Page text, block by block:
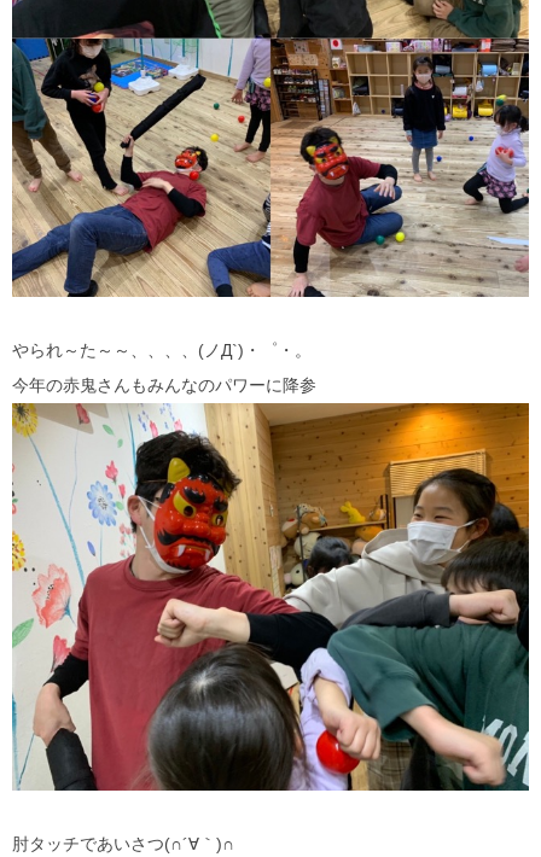
やられ～た～～、、、、(ノД`)・゜・。
今年の赤鬼さんもみんなのパワーに降参
肘タッチであいさつ(∩´∀｀)∩